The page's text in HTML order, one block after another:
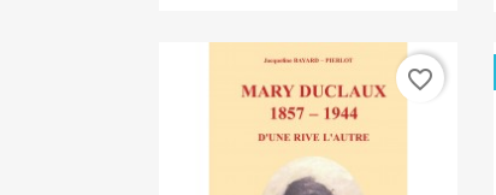
favorite_border